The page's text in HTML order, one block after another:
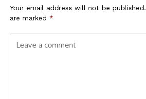
Your email address will not be published.
are marked *